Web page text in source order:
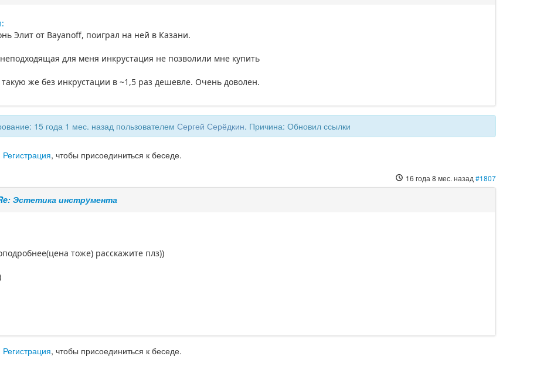
Элит от Bayanoff, поиграл на ней в Казани.
для меня инкрустация не позволили мне купить
же без инкрустации в ~1,5 раз дешевле. Очень доволен.
15 года 1 мес. назад пользователемСергей Серёдкин. Причина: Обновил ссылки
Регистрация, чтобы присоединиться к беседе.
16 года 8 мес. назад #1807
Эстетика инструмента
тоже) расскажите плз))
Регистрация, чтобы присоединиться к беседе.